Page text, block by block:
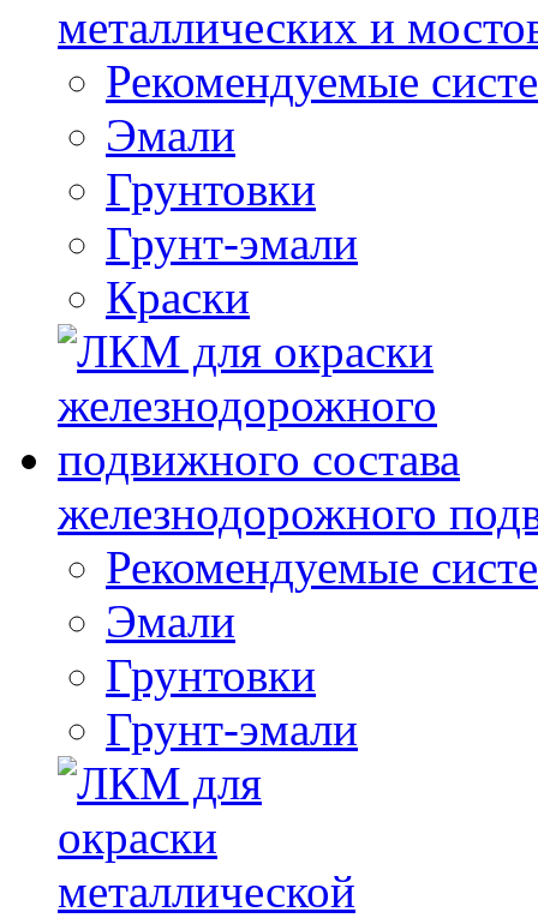
металлических и
Рекомендуемые
Эмали
Грунтовки
Грунт-эмали
Краски
железнодорожного
Рекомендуемые
Эмали
Грунтовки
Грунт-эмали